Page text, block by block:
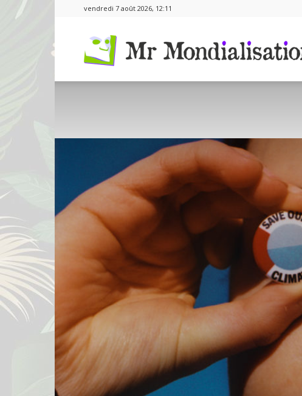
vendredi 7 août 2026, 12:11